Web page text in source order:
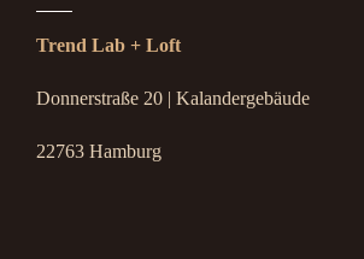
Trend Lab + Loft
Donnerstraße 20 | Kalandergebäude
22763 Hamburg